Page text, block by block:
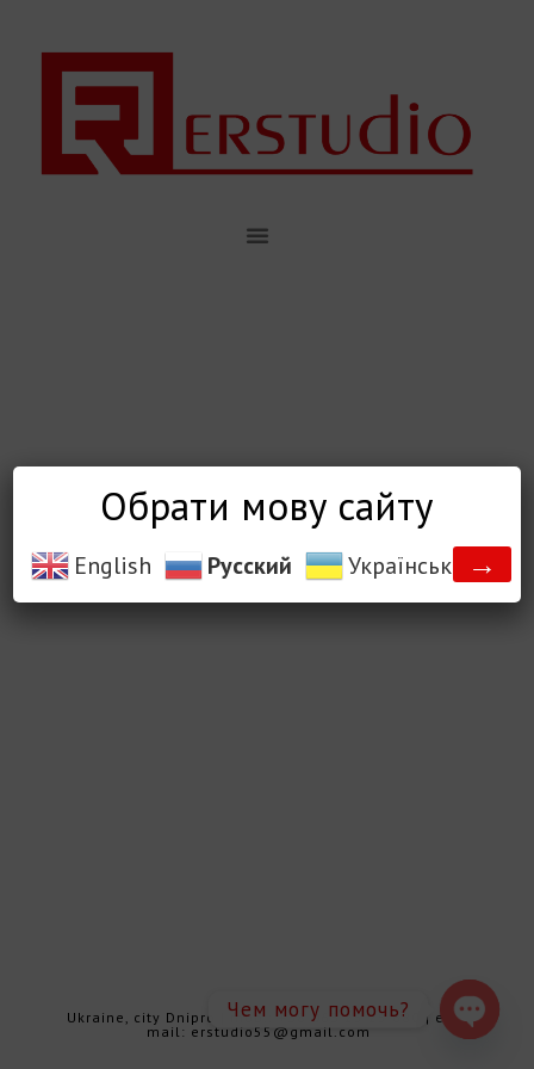
Ukraine, city Dnipro | mob.: +38 063 25 25 680 | e-
mail: erstudio55@gmail.com
Обрати мову сайту
English Русский Українська →
Чем могу помочь?